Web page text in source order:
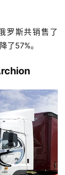
罗斯共销售了
了57%。